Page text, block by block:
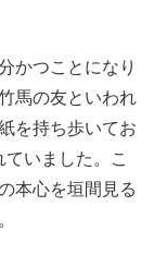
かつことになり
馬の友といわれ
を持ち歩いてお
いました。こ
本心を垣間見る